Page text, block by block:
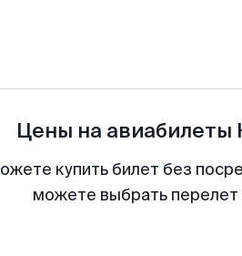
Цены на авиабилеты
купить билет без
можете выбрать перелет